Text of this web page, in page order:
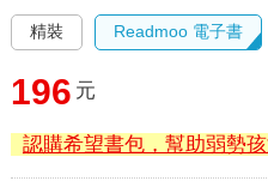
精裝 Readmoo 電子書
196 元
認購希望書包，幫助弱勢